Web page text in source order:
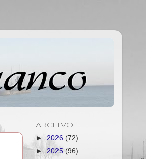
ARCHIVO
► 2026 (72)
► 2025 (96)